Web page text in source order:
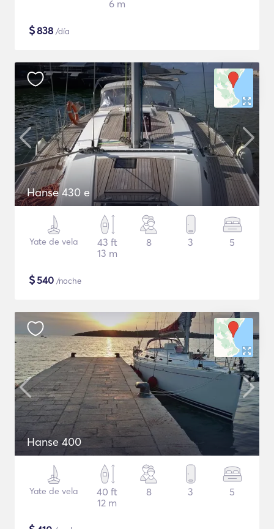
6 m
$838 /día
Hanse 430 e
Yate de vela
43 ft
13 m
8 3 5
$540 /noche
Hanse 400
Yate de vela
40 ft
12 m
8 3 5